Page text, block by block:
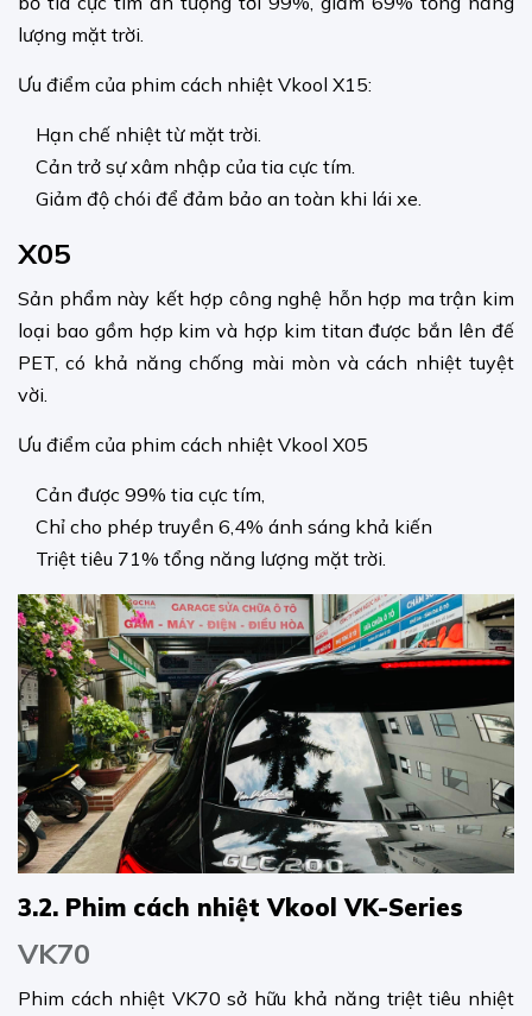
lượng mặt trời.
Ưu điểm của phim cách nhiệt Vkool X15:
Hạn chế nhiệt từ mặt trời.
Cản trở sự xâm nhập của tia cực tím.
Giảm độ chói để đảm bảo an toàn khi lái xe.
X05
Sản phẩm này kết hợp công nghệ hỗn hợp ma trận kim
loại bao gồm hợp kim và hợp kim titan được bắn lên đế
PET, có khả năng chống mài mòn và cách nhiệt tuyệt
vời.
Ưu điểm của phim cách nhiệt Vkool X05
Cản được 99% tia cực tím,
Chỉ cho phép truyền 6,4% ánh sáng khả kiến ​
Triệt tiêu 71% tổng năng lượng mặt trời.
3.2. Phim cách nhiệt Vkool VK-Series
VK70
Phim cách nhiệt VK70 sở hữu khả năng triệt tiêu nhiệt